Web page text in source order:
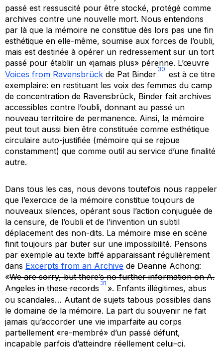
passé est ressuscité pour être stocké, protégé comme
archives contre une nouvelle mort. Nous entendons
par là que la mémoire ne constitue dès lors pas une fin
esthétique en elle-même, soumise aux forces de l’oubli,
mais est destinée à opérer un redressement sur un tort
passé pour établir un «jamais plus» pérenne. L’œuvre
Voices from Ravensbrück de Pat Binder
30
est à ce titre
exemplaire: en restituant les voix des femmes du camp
de concentration de Ravensbrück, Binder fait archives
accessibles contre l’oubli, donnant au passé un
nouveau territoire de permanence. Ainsi, la mémoire
peut tout aussi bien être constituée comme esthétique
circulaire auto-justifiée (mémoire qui se rejoue
constamment) que comme outil au service d’une finalité
autre.
Dans tous les cas, nous devons toutefois nous rappeler
que l’exercice de la mémoire constitue toujours de
nouveaux silences, opérant sous l’action conjuguée de
la censure, de l’oubli et de l’invention un subtil
déplacement des non-dits. La mémoire mise en scène
finit toujours par buter sur une impossibilité. Pensons
par exemple au texte biffé apparaissant régulièrement
dans Excerpts from an Archive de Deanne Achong:
«We are sorry, but there’s no further information on A.
Angeles in these records
31
». Enfants illégitimes, abus
ou scandales… Autant de sujets tabous possibles dans
le domaine de la mémoire. La part du souvenir ne fait
jamais qu’accorder une vie imparfaite au corps
partiellement «re-membré» d’un passé défunt,
incapable parfois d’atteindre réellement celui-ci.